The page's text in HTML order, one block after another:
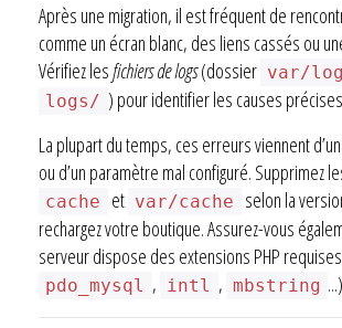
Après une migration, il est fréquent de
comme un écran blanc, des liens cassés ou
Vérifiez lesfichiers de logs(dossier var/
logs/ ) pour identifier les causes
La plupart du temps, ces erreurs viennent
ou d’un paramètre mal configuré. Supprimez
cache et var/cache
selon la
rechargez votre boutique. Assurez-vous
serveur dispose des extensions PHP
pdo_mysql , intl , mbstring